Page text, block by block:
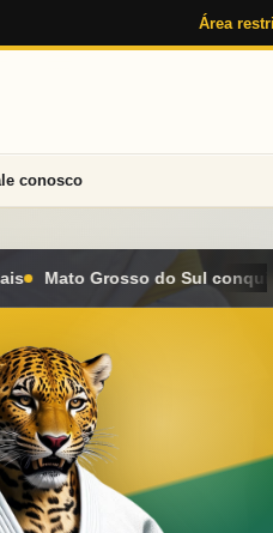
Área
conosco
medalhas e alcança o 4º